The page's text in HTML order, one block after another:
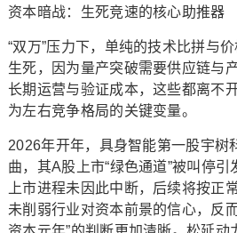
资本暗战：生死竞速的核心助推器
“双万”压力下，单纯的技术比拼与
生死，因为量产突破需要供应链与
长期运营与验证成本，这些都离不
为左右竞争格局的关键变量。
2026年开年，具身智能第一股宇树
曲，其A股上市“绿色通道”被叫停
上市进程未因此中断，后续将按正
未削弱行业对资本前景的信心，反